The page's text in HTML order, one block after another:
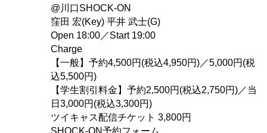
@川口SHOCK-ON
窪田 宏(Key) 平井 武士(G)
Open 18:00／Start 19:00
Charge
【一般】予約4,500円(税込4,950円)／5,000円(税
込5,500円)
【学生割引料金】予約2,500円(税込2,750円)／当
日3,000円(税込3,300円)
ツイキャス配信チケット 3,800円
SHOCK-ON予約フォーム